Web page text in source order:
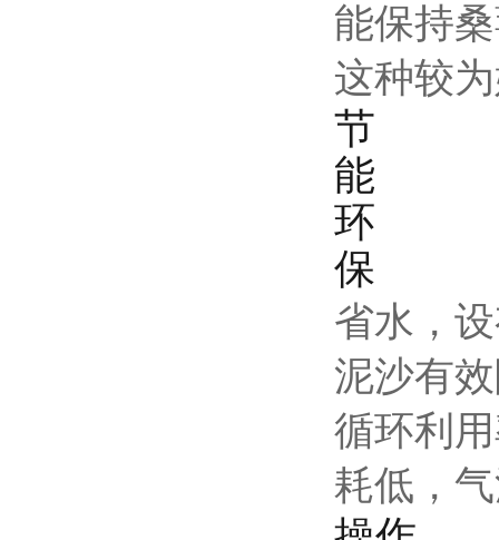
能保持
这种较
节
能
环
保
省水，
泥沙有
循环利
耗低，